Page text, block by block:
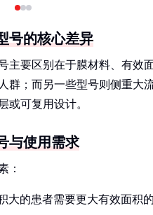
号的核心差异
主要区别在于膜材料、有效
群；而另一些型号则侧重大
或可复用设计。
与使用需求
：
大的患者需要更大有效面积